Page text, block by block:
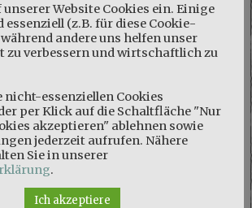
NEUESTE KOMMENTARE
Kösterbeck und eine kuriose Entdeckung
Kösterbeck und eine kuriose Entdeckung
Website Cookies ein. Einige
essenziell (z.B. für diese Cookie-
andere uns helfen unser
zu verbessern und wirtschaftlich zu
nicht-essenziellen Cookies
per Klick auf die Schaltfläche "Nur
akzeptieren" ablehnen sowie
jederzeit aufrufen. Nähere
Sie in unserer
.
Ich akzeptiere